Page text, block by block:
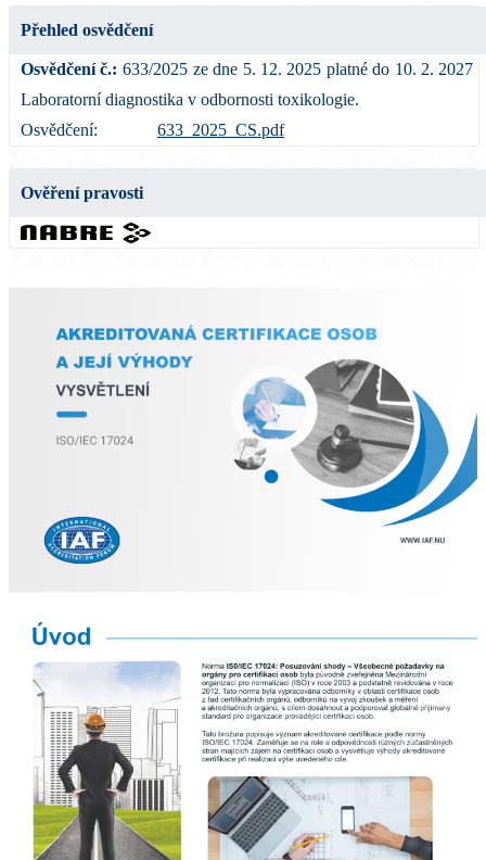
Přehled osvědčení
Osvědčení č.: 633/2025 ze dne 5. 12. 2025 platné do 10. 2. 2027
Laboratorní diagnostika v odbornosti toxikologie.
Osvědčení:
633_2025_CS.pdf
Ověření pravosti